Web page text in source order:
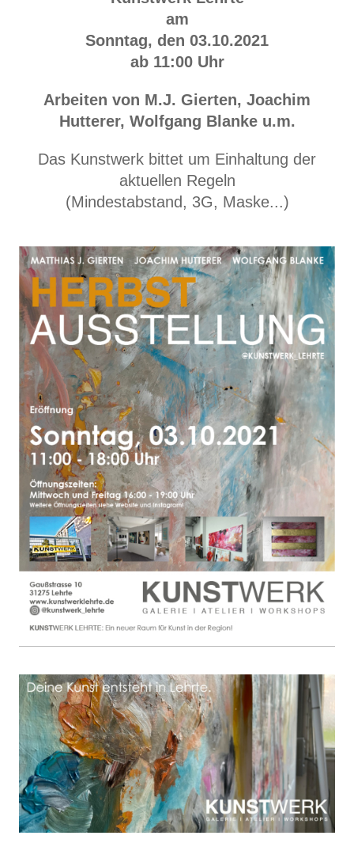
am
Sonntag, den 03.10.2021
ab 11:00 Uhr
Arbeiten von M.J. Gierten, Joachim
Hutterer, Wolfgang Blanke u.m.
Das Kunstwerk bittet um Einhaltung der
aktuellen Regeln
(Mindestabstand, 3G, Maske...)